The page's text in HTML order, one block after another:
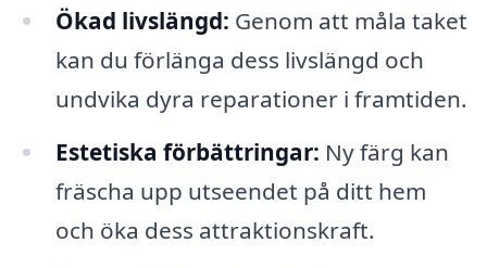
Ökad livslängd: Genom att måla taket
kan du förlänga dess livslängd och
undvika dyra reparationer i framtiden.
Estetiska förbättringar: Ny färg kan
fräscha upp utseendet på ditt hem
och öka dess attraktionskraft.